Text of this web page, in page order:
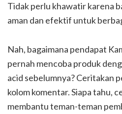
Tidak perlu khawatir karena
aman dan efektif untuk
Nah, bagaimana pendapat
pernah mencoba produk
acid sebelumnya? Ceritakan
kolom komentar. Siapa tahu,
membantu teman-teman